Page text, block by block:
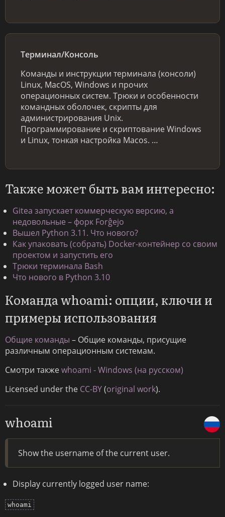
Терминал/Консоль
Команды и инструкции терминала (консоли)
Linux, MacOS, Windows и прочих
операционных систем. Трюки и особенности
командных оболочек, скрипты для
администрирования Unix.
Программирование и скриптование Windows
и Linux, тонкая настройка Macos. …
Также может быть вам интересно:
Gitea запускает коммерческую версию, а
недовольные – форк Forĝejo
Вышел Python 3.11. Что нового?
Как упаковать (собрать) Docker-контейнер со своим
проектом и запустить его
Трюки терминала Bash
Что нового в Python 3.10
Команда whoami: опции, ключи и
примеры использования
Общие команды – Общие команды, присущие
различным операционным системам.
Смотри такжеwhoami - Windows (на русском)
Licensed under the CC-BY(original work).
whoami
Show the username of the current user.
Display currently logged user name:
whoami